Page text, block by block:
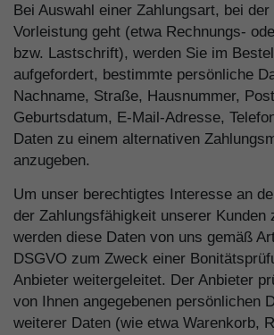
Bei Auswahl einer Zahlungsart, bei
Vorleistung geht (etwa Rechnungs-
bzw. Lastschrift), werden Sie im
aufgefordert, bestimmte persönliche
Nachname, Straße, Hausnummer,
Geburtsdatum, E-Mail-Adresse,
Daten zu einem alternativen
anzugeben.
Um unser berechtigtes Interesse an
der Zahlungsfähigkeit unserer Kunden
werden diese Daten von uns gemäß
DSGVO zum Zweck einer
Anbieter weitergeleitet. Der Anbieter
von Ihnen angegebenen persönlichen
weiterer Daten (wie etwa Warenkorb,